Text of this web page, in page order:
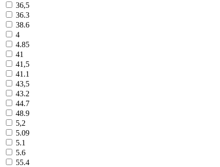
36,5
36.3
38.6
4
4.85
41
41,5
41.1
43,5
43.2
44.7
48.9
5,2
5.09
5.1
5.6
55.4